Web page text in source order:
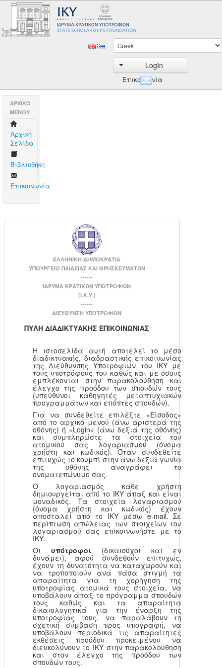
LogIn
Επικοινωνία
AΡΧΙΚΟ
ΜΕΝΟΥ
Aρχική
Σελίδα
Βιβλιοθήκη
Επικοινωνία
ΕΛΛΗΝΙΚΗ ΔΗΜΟΚΡΑΤΙΑ
ΥΠΟΥΡΓΕΙΟ ΠΑΙΔΕΙΑΣ ΚΑΙ ΘΡΗΣΚΕΥΜΑΤΩΝ
------
ΙΔΡΥΜΑ ΚΡΑΤΙΚΩΝ ΥΠΟΤΡΟΦΙΩΝ
(Ι.Κ.Υ.)
------
ΔΙΕΥΘΥΝΣΗ ΥΠΟΤΡΟΦΙΩΝ
ΠΥΛΗ ΔΙΑΔΙΚΤΥΑΚΗΣ ΕΠΙΚΟΙΝΩΝΙΑΣ
Η ιστοσελίδα αυτή αποτελεί το μέσο
διαδικτυακής, διαδραστικής επικοινωνίας
της Διεύθυνσης Υποτροφιών του ΙΚΥ με
τους υποτρόφους του καθώς και με όσους
εμπλέκονται στην παρακολούθηση και
έλεγχο της προόδου των σπουδών τους
(υπεύθυνοι καθηγητές μεταπτυχιακών
προγραμμάτων και επόπτες σπουδών).
Για να συνδεθείτε επιλέξτε «Είσοδος»
από το αρχικό μενού (άνω αριστερά της
οθόνης) ή «Login» (άνω δεξιά της οθόνης)
και συμπληρώστε τα στοιχεία του
ατομικού σας λογαριασμού (όνομα
χρήστη και κωδικός). Όταν συνδεθείτε
επιτυχώς το κουμπί στην άνω δεξιά γωνία
της οθόνης αναγράφει το
ονοματεπώνυμο σας.
Ο λογαριασμός κάθε χρήστη
δημιουργείται από το ΙΚΥ άπαξ και είναι
μοναδικός. Τα στοιχεία λογαριασμού
(όνομα χρήστη και κωδικός) έχουν
αποσταλεί από το ΙΚΥ μέσω e-mail. Σε
περίπτωση απώλειας των στοιχείων του
λογαριασμού σας επικοινωνήστε με το
ΙΚΥ.
Οι υπότροφοι(δικαιούχοι και εν
δυνάμει), αφού συνδεθούν επιτυχώς,
έχουν τη δυνατότητα να καταχωρούν και
να τροποποιούν ανά πάσα στιγμή τα
απαραίτητα για τη χορήγηση της
υποτροφίας ατομικά τους στοιχεία, να
υποβάλουν άπαξ το πρόγραμμα σπουδών
τους καθώς και τα απαραίτητα
δικαιολογητικά για την έναρξη της
υποτροφίας τους, να παραλάβουν τη
σχετική σύμβαση προς υπογραφή, να
υποβάλουν περιοδικά τις απαραίτητες
εκθέσεις προόδου προκειμένου να
διευκολύνουν το ΙΚΥ στην παρακολούθηση
και στον έλεγχο της προόδου των
σπουδών τους.